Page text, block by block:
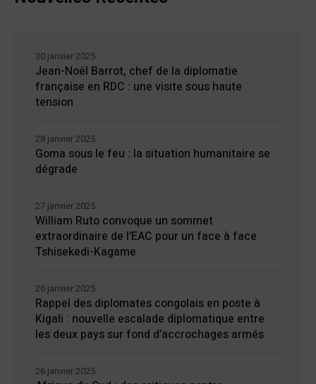
Jean-Noël Barrot, chef de la diplomatie
française en RDC : une visite sous haute
tension
30 janvier 2025
Goma sous le feu : la situation humanitaire se
dégrade
28 janvier 2025
William Ruto convoque un sommet
extraordinaire de l’EAC pour un face à face
Tshisekedi-Kagame
27 janvier 2025
Rappel des diplomates congolais en poste à
Kigali : nouvelle escalade diplomatique entre
les deux pays sur fond d’accrochages armés
26 janvier 2025
26 janvier 2025